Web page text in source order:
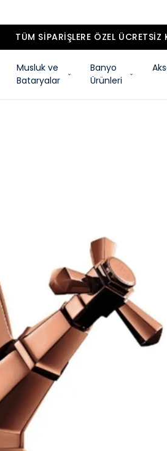
TÜM SIPARIŞLERE ÖZEL ÜCRETSIZ
Musluk ve
Bataryalar
Banyo
Ürünleri